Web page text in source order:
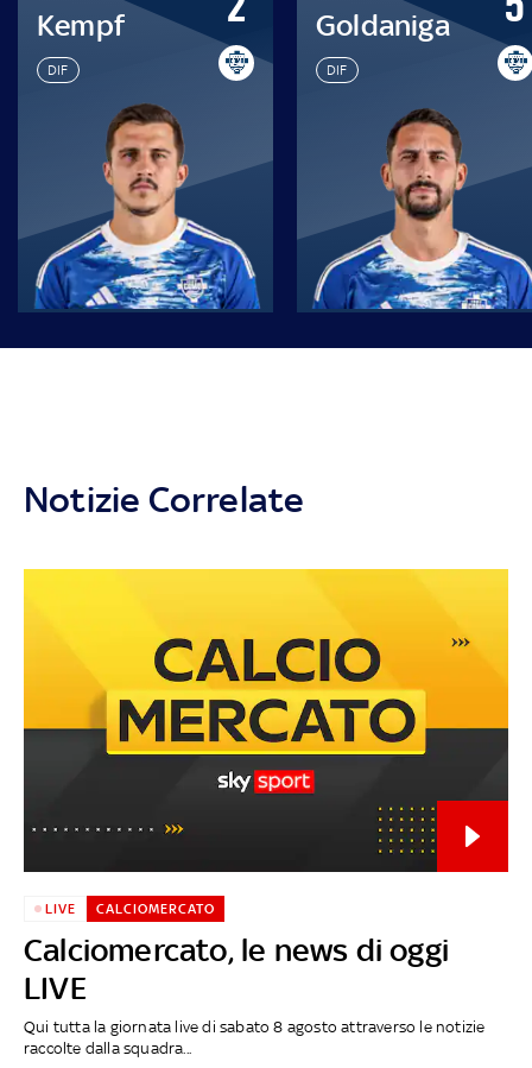
Kempf
DIF
Goldaniga
DIF
Notizie Correlate
Calciomercato, le news di oggi
LIVE
LIVE CALCIOMERCATO
Qui tutta la giornata live di sabato 8 agosto attraverso le notizie
raccolte dalla squadra...